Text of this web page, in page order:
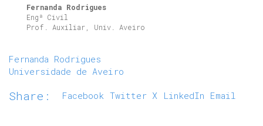
Fernanda Rodrigues
Engª Civil
Prof. Auxiliar, Univ. Aveiro
Fernanda Rodrigues
Universidade de Aveiro
Share: Facebook Twitter X LinkedIn Email